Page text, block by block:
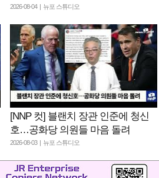
2026-08-04 | 뉴포 스튜디오
[NNP 컷] 블랜치 장관 인준에 청신
호…공화당 의원들 마음 돌려
2026-08-03 | 뉴포 스튜디오